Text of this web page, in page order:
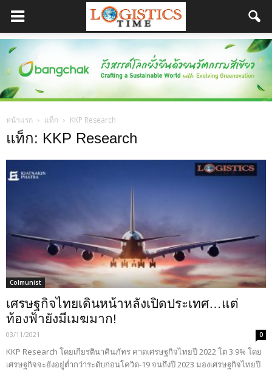
หน้าแรก แท็ก KKP Research
แท็ก: KKP Research
Colmunist
เศรษฐกิจไทยเดินหน้าหลังเปิดประเทศ…แต่
ท้องฟ้ายังมีเมฆมาก!
03/11/2021 0
KKP Research โดยเกียรตินาคินภัทร คาดเศรษฐกิจไทยปี 2022 โต 3.9% โดย
เศรษฐกิจจะยังอยู่ต่ำกว่าระดับก่อนโควิด-19 จนถึงปี 2023 มองเศรษฐกิจไทยปี